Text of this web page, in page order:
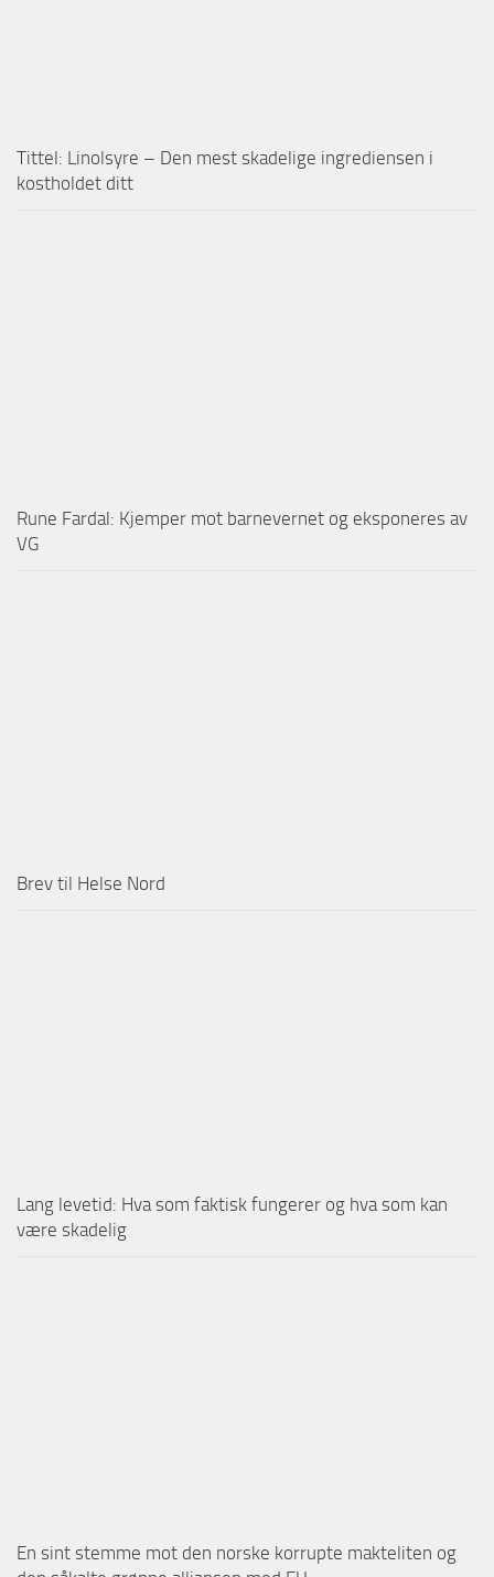
Tittel: Linolsyre – Den mest skadelige ingrediensen i
kostholdet ditt
Rune Fardal: Kjemper mot barnevernet og eksponeres av
VG
Brev til Helse Nord
Lang levetid: Hva som faktisk fungerer og hva som kan
være skadelig
En sint stemme mot den norske korrupte makteliten og